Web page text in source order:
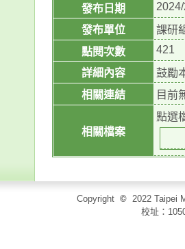
發布日期
發布單位
課研
點閱次數
421
詳細內容
鼓勵
相關連結
目前
相關檔案
點選
Copyright © 2022 Taipei
校址：